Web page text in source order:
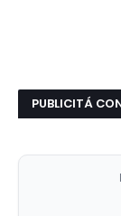
PUBLICITÁ